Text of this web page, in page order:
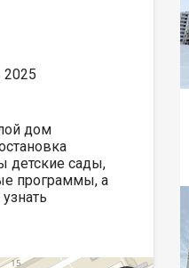
2025
дом
детские сады,
программы, а